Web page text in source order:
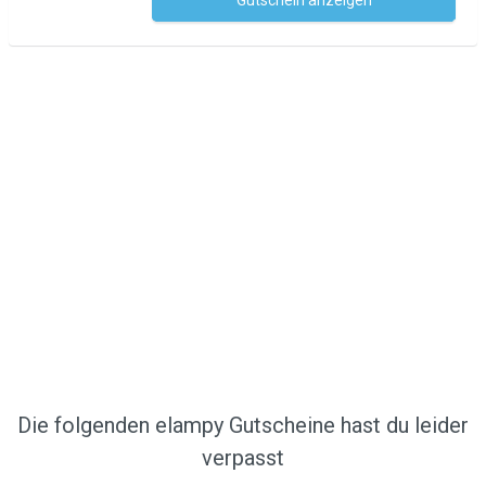
Die folgenden elampy Gutscheine hast du leider
verpasst